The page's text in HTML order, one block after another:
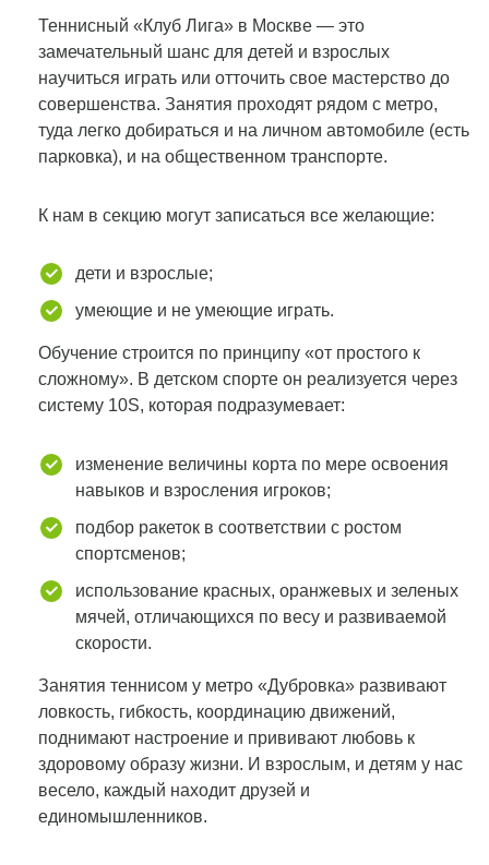
Теннисный «Клуб Лига» в Москве — это
замечательный шанс для детей и взрослых
научиться играть или отточить свое мастерство до
совершенства. Занятия проходят рядом с метро,
туда легко добираться и на личном автомобиле (есть
парковка), и на общественном транспорте.
К нам в секцию могут записаться все желающие:
дети и взрослые;
умеющие и не умеющие играть.
Обучение строится по принципу «от простого к
сложному». В детском спорте он реализуется через
систему 10S, которая подразумевает:
изменение величины корта по мере освоения
навыков и взросления игроков;
подбор ракеток в соответствии с ростом
спортсменов;
использование красных, оранжевых и зеленых
мячей, отличающихся по весу и развиваемой
скорости.
Занятия теннисом у метро «Дубровка» развивают
ловкость, гибкость, координацию движений,
поднимают настроение и прививают любовь к
здоровому образу жизни. И взрослым, и детям у нас
весело, каждый находит друзей и
единомышленников.